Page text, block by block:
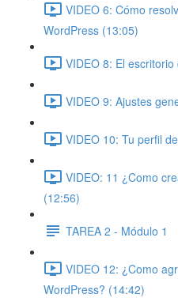
VIDEO 6: Cómo
WordPress (13:05)
VIDEO 8: El
VIDEO 9: Ajustes
VIDEO 10: Tu perfil
VIDEO: 11 ¿Como
(12:56)
TAREA 2 - Módulo 1
VIDEO 12: ¿Como
WordPress? (14:42)